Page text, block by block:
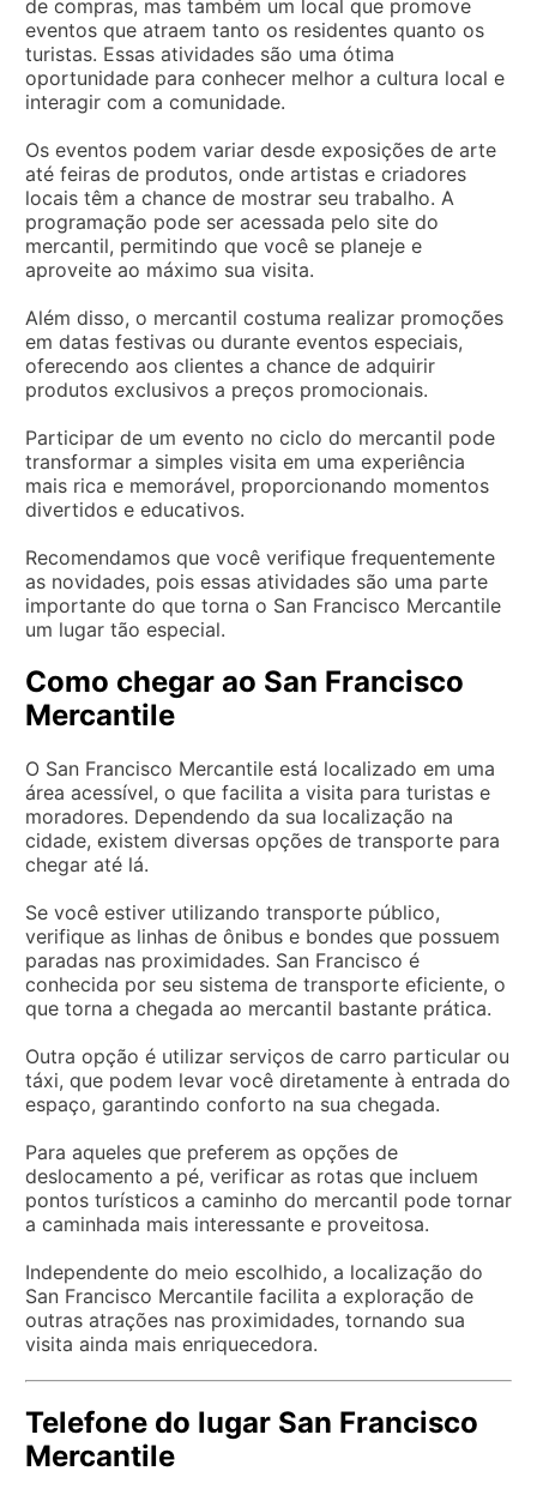
de compras, mas também um local que promove
eventos que atraem tanto os residentes quanto os
turistas. Essas atividades são uma ótima
oportunidade para conhecer melhor a cultura local e
interagir com a comunidade.
Os eventos podem variar desde exposições de arte
até feiras de produtos, onde artistas e criadores
locais têm a chance de mostrar seu trabalho. A
programação pode ser acessada pelo site do
mercantil, permitindo que você se planeje e
aproveite ao máximo sua visita.
Além disso, o mercantil costuma realizar promoções
em datas festivas ou durante eventos especiais,
oferecendo aos clientes a chance de adquirir
produtos exclusivos a preços promocionais.
Participar de um evento no ciclo do mercantil pode
transformar a simples visita em uma experiência
mais rica e memorável, proporcionando momentos
divertidos e educativos.
Recomendamos que você verifique frequentemente
as novidades, pois essas atividades são uma parte
importante do que torna o San Francisco Mercantile
um lugar tão especial.
Como chegar ao San Francisco
Mercantile
O San Francisco Mercantile está localizado em uma
área acessível, o que facilita a visita para turistas e
moradores. Dependendo da sua localização na
cidade, existem diversas opções de transporte para
chegar até lá.
Se você estiver utilizando transporte público,
verifique as linhas de ônibus e bondes que possuem
paradas nas proximidades. San Francisco é
conhecida por seu sistema de transporte eficiente, o
que torna a chegada ao mercantil bastante prática.
Outra opção é utilizar serviços de carro particular ou
táxi, que podem levar você diretamente à entrada do
espaço, garantindo conforto na sua chegada.
Para aqueles que preferem as opções de
deslocamento a pé, verificar as rotas que incluem
pontos turísticos a caminho do mercantil pode tornar
a caminhada mais interessante e proveitosa.
Independente do meio escolhido, a localização do
San Francisco Mercantile facilita a exploração de
outras atrações nas proximidades, tornando sua
visita ainda mais enriquecedora.
Telefone do lugar San Francisco
Mercantile